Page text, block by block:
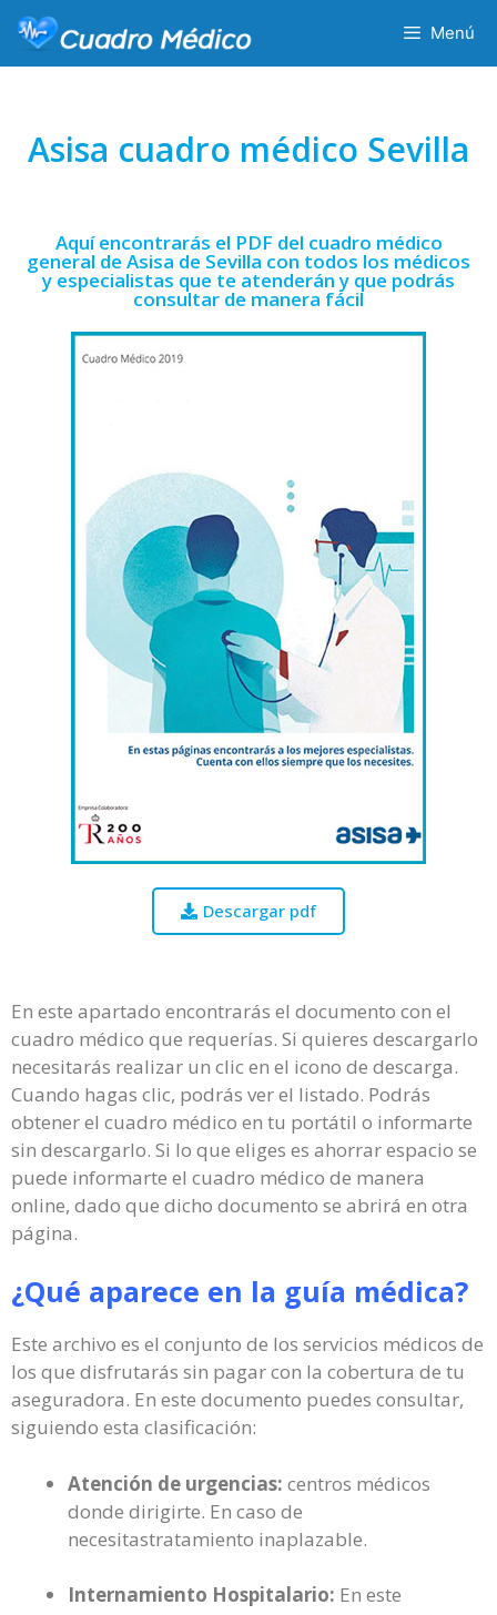
Menú
Asisa cuadro médico Sevilla
Aquí encontrarás el PDF del cuadro médico
general de Asisa de Sevilla con todos los médicos
y especialistas que te atenderán y que podrás
consultar de manera fácil
Descargar pdf
En este apartado encontrarás el documento con el
cuadro médico que requerías. Si quieres descargarlo
necesitarás realizar un clic en el icono de descarga.
Cuando hagas clic, podrás ver el listado. Podrás
obtener el cuadro médico en tu portátil o informarte
sin descargarlo. Si lo que eliges es ahorrar espacio se
puede informarte el cuadro médico de manera
online, dado que dicho documento se abrirá en otra
página.
¿Qué aparece en la guía médica?
Este archivo es el conjunto de los servicios médicos de
los que disfrutarás sin pagar con la cobertura de tu
aseguradora. En este documento puedes consultar,
siguiendo esta clasificación:
Atención de urgencias: centros médicos
donde dirigirte. En caso de
necesitastratamiento inaplazable.
Internamiento Hospitalario: En este